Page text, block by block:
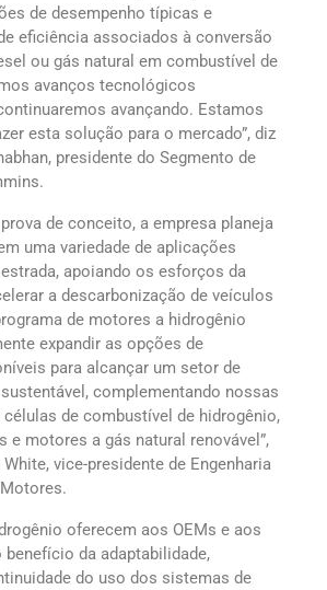
de desempenho típicas e
eficiência associados à conversão
ou gás natural em combustível de
avanços tecnológicos
avançando. Estamos
esta solução para o mercado”, diz
presidente do Segmento de
de conceito, a empresa planeja
uma variedade de aplicações
apoiando os esforços da
a descarbonização de veículos
de motores a hidrogênio
expandir as opções de
para alcançar um setor de
complementando nossas
de combustível de hidrogênio,
e motores a gás natural renovável”,
vice-presidente de Engenharia
oferecem aos OEMs e aos
da adaptabilidade,
do uso dos sistemas de